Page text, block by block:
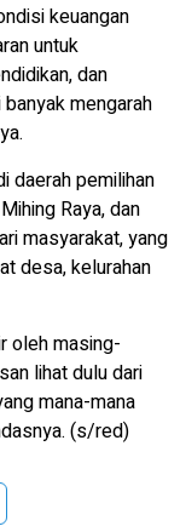
keuangan
untuk
dan
mengarah
daerah pemilihan
Raya, dan
masyarakat, yang
desa, kelurahan
oleh masing-
lihat dulu dari
mana-mana
(s/red)